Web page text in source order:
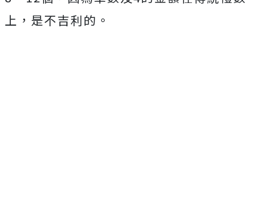
上，是不吉利的。